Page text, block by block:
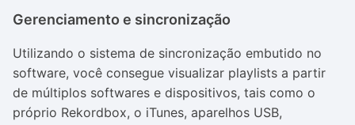
Gerenciamento e sincronização
Utilizando o sistema de sincronização embutido no
software, você consegue visualizar playlists a partir
de múltiplos softwares e dispositivos, tais como o
próprio Rekordbox, o iTunes, aparelhos USB,